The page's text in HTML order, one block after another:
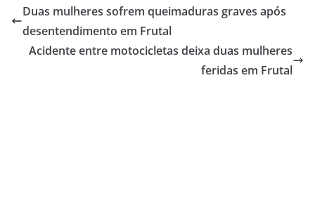
Duas mulheres sofrem queimaduras graves após
desentendimento em Frutal
Acidente entre motocicletas deixa duas mulheres
feridas em Frutal